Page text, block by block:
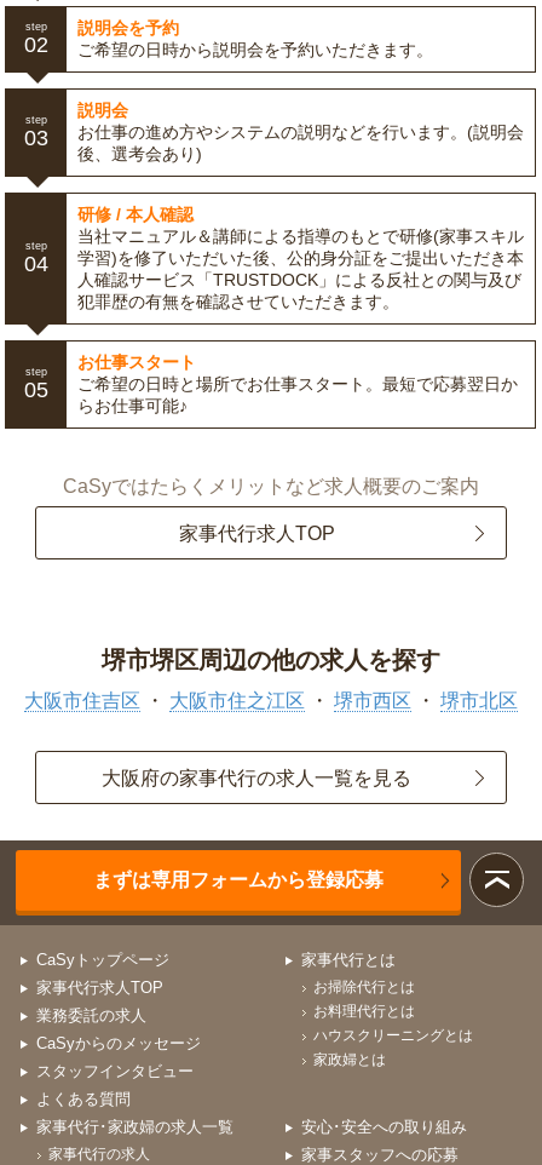
step
02
説明会を予約
ご希望の日時から説明会を予約いただきます。
step
03
説明会
お仕事の進め方やシステムの説明などを行います。(説明会
後、選考会あり)
step
04
研修 / 本人確認
当社マニュアル＆講師による指導のもとで研修(家事スキル
学習)を修了いただいた後、公的身分証をご提出いただき本
人確認サービス「TRUSTDOCK」による反社との関与及び
犯罪歴の有無を確認させていただきます。
step
05
お仕事スタート
ご希望の日時と場所でお仕事スタート。最短で応募翌日か
らお仕事可能♪
CaSyではたらくメリットなど求人概要のご案内
家事代行求人TOP
堺市堺区周辺の他の求人を探す
大阪市住吉区 大阪市住之江区 堺市西区 堺市北区
大阪府の家事代行の求人一覧を見る
まずは専用フォームから登録応募
CaSyトップページ
家事代行求人TOP
業務委託の求人
CaSyからのメッセージ
スタッフインタビュー
よくある質問
家事代行とは
お掃除代行とは
お料理代行とは
ハウスクリーニングとは
家政婦とは
家事代行･家政婦の求人一覧
家事代行の求人
安心･安全への取り組み
家事スタッフへの応募